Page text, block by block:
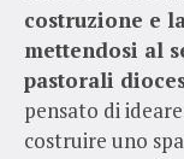
costruzione e
mettendosi al
pastorali
pensato di
costruire uno